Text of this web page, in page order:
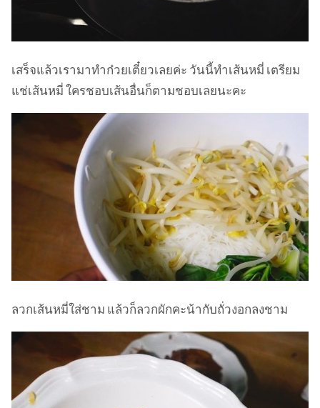
เสร็จแล้วเรามาทำก๋วยเตี๋ยวเลยค่ะ วันนี้ทำเส้นหมี่ เตรียม
แช่เส้นหมี่ ใครชอบเส้นอื่นก็ตามชอบเลยนะคะ
ลวกเส้นหมี่ใส่ชาม แล้วก็ลวกผักคะน้ากับถั่วงอกลงชาม